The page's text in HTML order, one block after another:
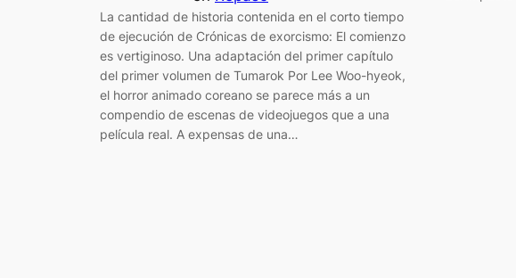
La cantidad de historia contenida en el corto tiempo
de ejecución de Crónicas de exorcismo: El comienzo
es vertiginoso. Una adaptación del primer capítulo
del primer volumen de Tumarok Por Lee Woo-hyeok,
el horror animado coreano se parece más a un
compendio de escenas de videojuegos que a una
película real. A expensas de una…